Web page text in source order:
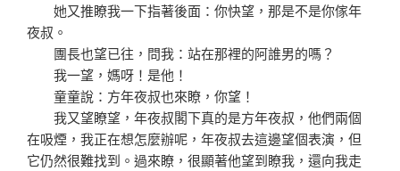
她又推瞭我一下指著後面：你快望，那是不是你傢年
夜叔。
團長也望已往，問我：站在那裡的阿誰男的嗎？
我一望，媽呀！是他！
童童說：方年夜叔也來瞭，你望！
我又望瞭望，年夜叔閣下真的是方年夜叔，他們兩個
在吸煙，我正在想怎麼辦呢，年夜叔去這邊望個表演，但
它仍然很難找到。過來瞭，很顯著他望到瞭我，還向我走